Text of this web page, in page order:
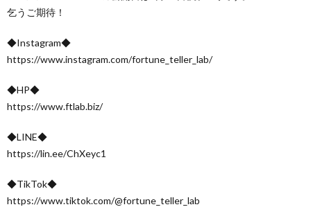
乞うご期待！
◆Instagram◆
https://www.instagram.com/fortune_teller_lab/
◆HP◆
https://www.ftlab.biz/
◆LINE◆
https://lin.ee/ChXeyc1
◆TikTok◆
https://www.tiktok.com/@fortune_teller_lab